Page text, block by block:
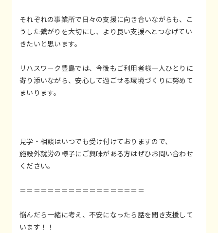
それぞれの事業所で日々の支援に向き合いながらも、こ
うした繋がりを大切にし、より良い支援へとつなげてい
きたいと思います。
リハスワーク豊島では、今後もご利用者様一人ひとりに
寄り添いながら、安心して過ごせる環境づくりに努めて
まいります。
見学・相談はいつでも受け付けておりますので、
施設外就労の様子にご興味がある方はぜひお問い合わせ
ください。
＝＝＝＝＝＝＝＝＝＝＝＝＝＝＝＝＝＝
悩んだら一緒に考え、不安になったら話を聞き支援して
います！！